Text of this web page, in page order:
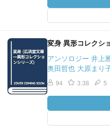
変身 異形コレクシ
アンソロジー 井上
奥田哲也 大原まり
94 3.38 5